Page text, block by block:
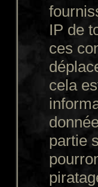
IP de
ces
cela
partie